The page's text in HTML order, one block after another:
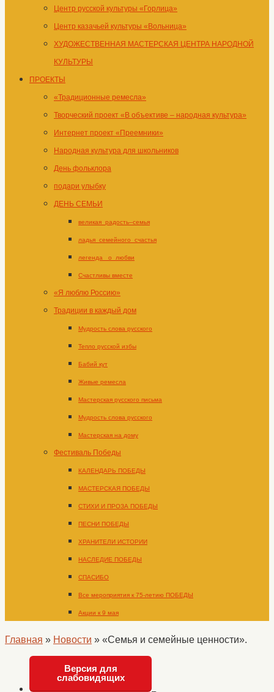
Центр русской культуры «Горлица»
Центр казачьей культуры «Вольница»
ХУДОЖЕСТВЕННАЯ МАСТЕРСКАЯ ЦЕНТРА НАРОДНОЙ
КУЛЬТУРЫ
ПРОЕКТЫ
«Традиционные ремесла»
Творческий проект «В объективе – народная культура»
Интернет проект «Преемники»
Народная культура для школьников
День фольклора
подари улыбку
ДЕНЬ СЕМЬИ
великая_радость–семья
ладья_семейного_счастья
легенда _о_любви
Счастливы вместе
«Я люблю Россию»
Традиции в каждый дом
Мудрость слова русского
Тепло русской избы
Бабий кут
Живые ремесла
Мастерская русского письма
Мудрость слова русского
Мастерская на дому
Фестиваль Победы
КАЛЕНДАРЬ ПОБЕДЫ
МАСТЕРСКАЯ ПОБЕДЫ
СТИХИ И ПРОЗА ПОБЕДЫ
ПЕСНИ ПОБЕДЫ
ХРАНИТЕЛИ ИСТОРИИ
НАСЛЕДИЕ ПОБЕДЫ
СПАСИБО
Все мероприятия к 75-летию ПОБЕДЫ
Акции к 9 мая
Главная » Новости » «Семья и семейные ценности».
Версия для
слабовидящих